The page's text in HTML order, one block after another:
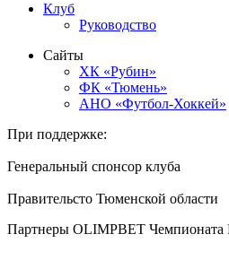
Клуб
Руководство
Сайты
ХК «Рубин»
ФК «Тюмень»
АНО «Футбол-Хоккей»
При поддержке:
Генеральный спонсор клуба
Правительсто Тюменской области
Партнеры OLIMPBET Чемпионата